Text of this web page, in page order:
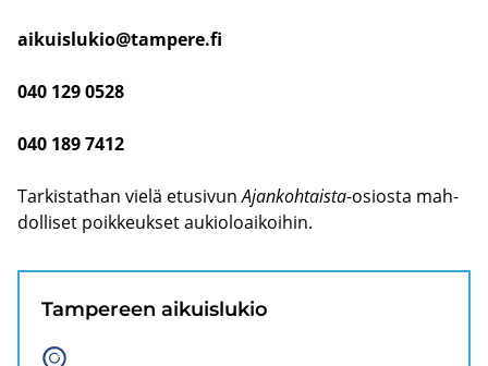
ai­kuis­lu­kio@tam­pe­re.fi
040 129 0528
040 189 7412
Tar­kis­tat­han vielä etusi­vunAjan­koh­tais­ta-​osiosta mah­
dol­li­set poik­keuk­set au­kio­loai­koi­hin.
Tam­pe­reen ai­kuis­lu­kio